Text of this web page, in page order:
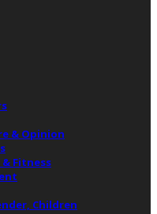
& Opinion
Fitness
Children